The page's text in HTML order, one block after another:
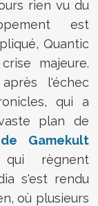
rien vu du
est
Quantic
majeure.
l'échec
qui a
plan de
Gamekult
règnent
s'est rendu
où plusieurs